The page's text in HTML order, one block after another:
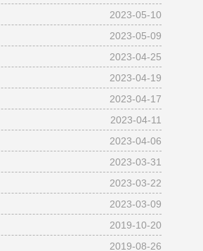
2023-05-10
2023-05-09
2023-04-25
2023-04-19
2023-04-17
2023-04-11
2023-04-06
2023-03-31
2023-03-22
2023-03-09
2019-10-20
2019-08-26